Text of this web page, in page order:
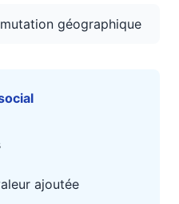
géographique
ajoutée